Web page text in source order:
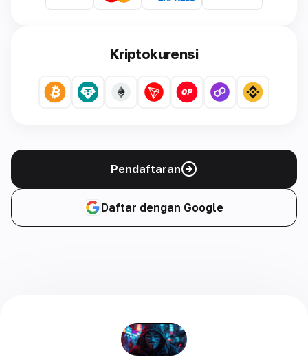
Kriptokurensi
Pendaftaran
Daftar dengan Google